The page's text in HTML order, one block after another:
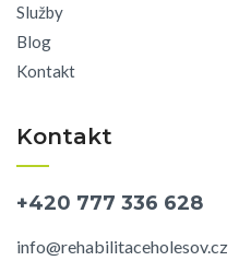
Služby
Blog
Kontakt
Kontakt
+420 777 336 628
info@rehabilitaceholesov.cz